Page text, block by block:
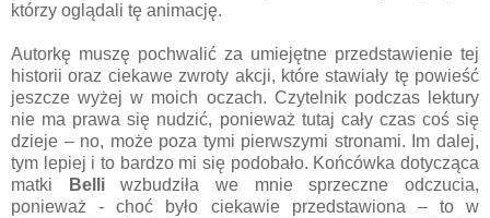
którzy oglądali tę animację.
Autorkę muszę pochwalić za umiejętne przedstawienie tej
historii oraz ciekawe zwroty akcji, które stawiały tę powieść
jeszcze wyżej w moich oczach. Czytelnik podczas lektury
nie ma prawa się nudzić, ponieważ tutaj cały czas coś się
dzieje – no, może poza tymi pierwszymi stronami. Im dalej,
tym lepiej i to bardzo mi się podobało. Końcówka dotycząca
matki
Belliwzbudziła we mnie sprzeczne odczucia,
ponieważ - choć było ciekawie przedstawiona – to w